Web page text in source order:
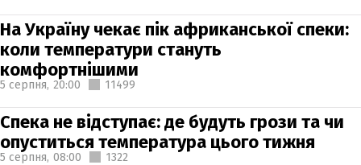
На Україну чекає пік африканської спеки:
коли температури стануть
комфортнішими
5 серпня, 20:00 11499
Спека не відступає: де будуть грози та чи
опуститься температура цього тижня
5 серпня, 08:00 1322